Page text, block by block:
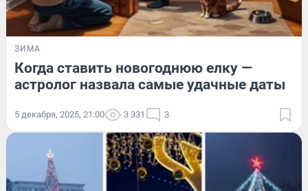
ЗИМА
Когда ставить новогоднюю елку —
астролог назвала самые удачные даты
5 декабря, 2025, 21:00 3 331 3